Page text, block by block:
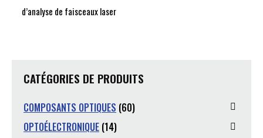
d’analyse de faisceaux laser
CATÉGORIES DE PRODUITS
COMPOSANTS OPTIQUES (60)
OPTOÉLECTRONIQUE (14)